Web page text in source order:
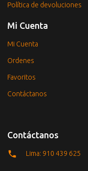
Política de devoluciones
Mi Cuenta
Mi Cuenta
Ordenes
Favoritos
Contáctanos
Contáctanos
Lima: 910 439 625